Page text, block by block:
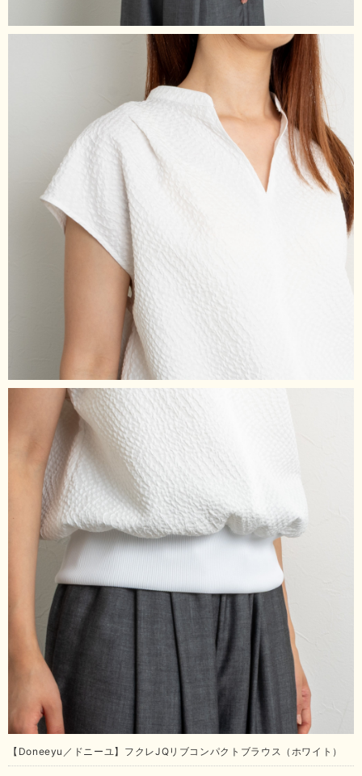
【Doneeyu／ドニーユ】フクレJQリブコンパクトブラウス（ホワイト）